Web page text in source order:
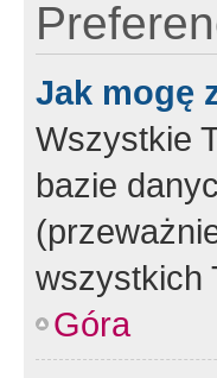
Jak mogę
Wszystkie
bazie
wszystkich
Góra